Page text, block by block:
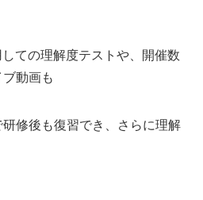
ての理解度テストや、開催数
動画も
修後も復習でき、さらに理解